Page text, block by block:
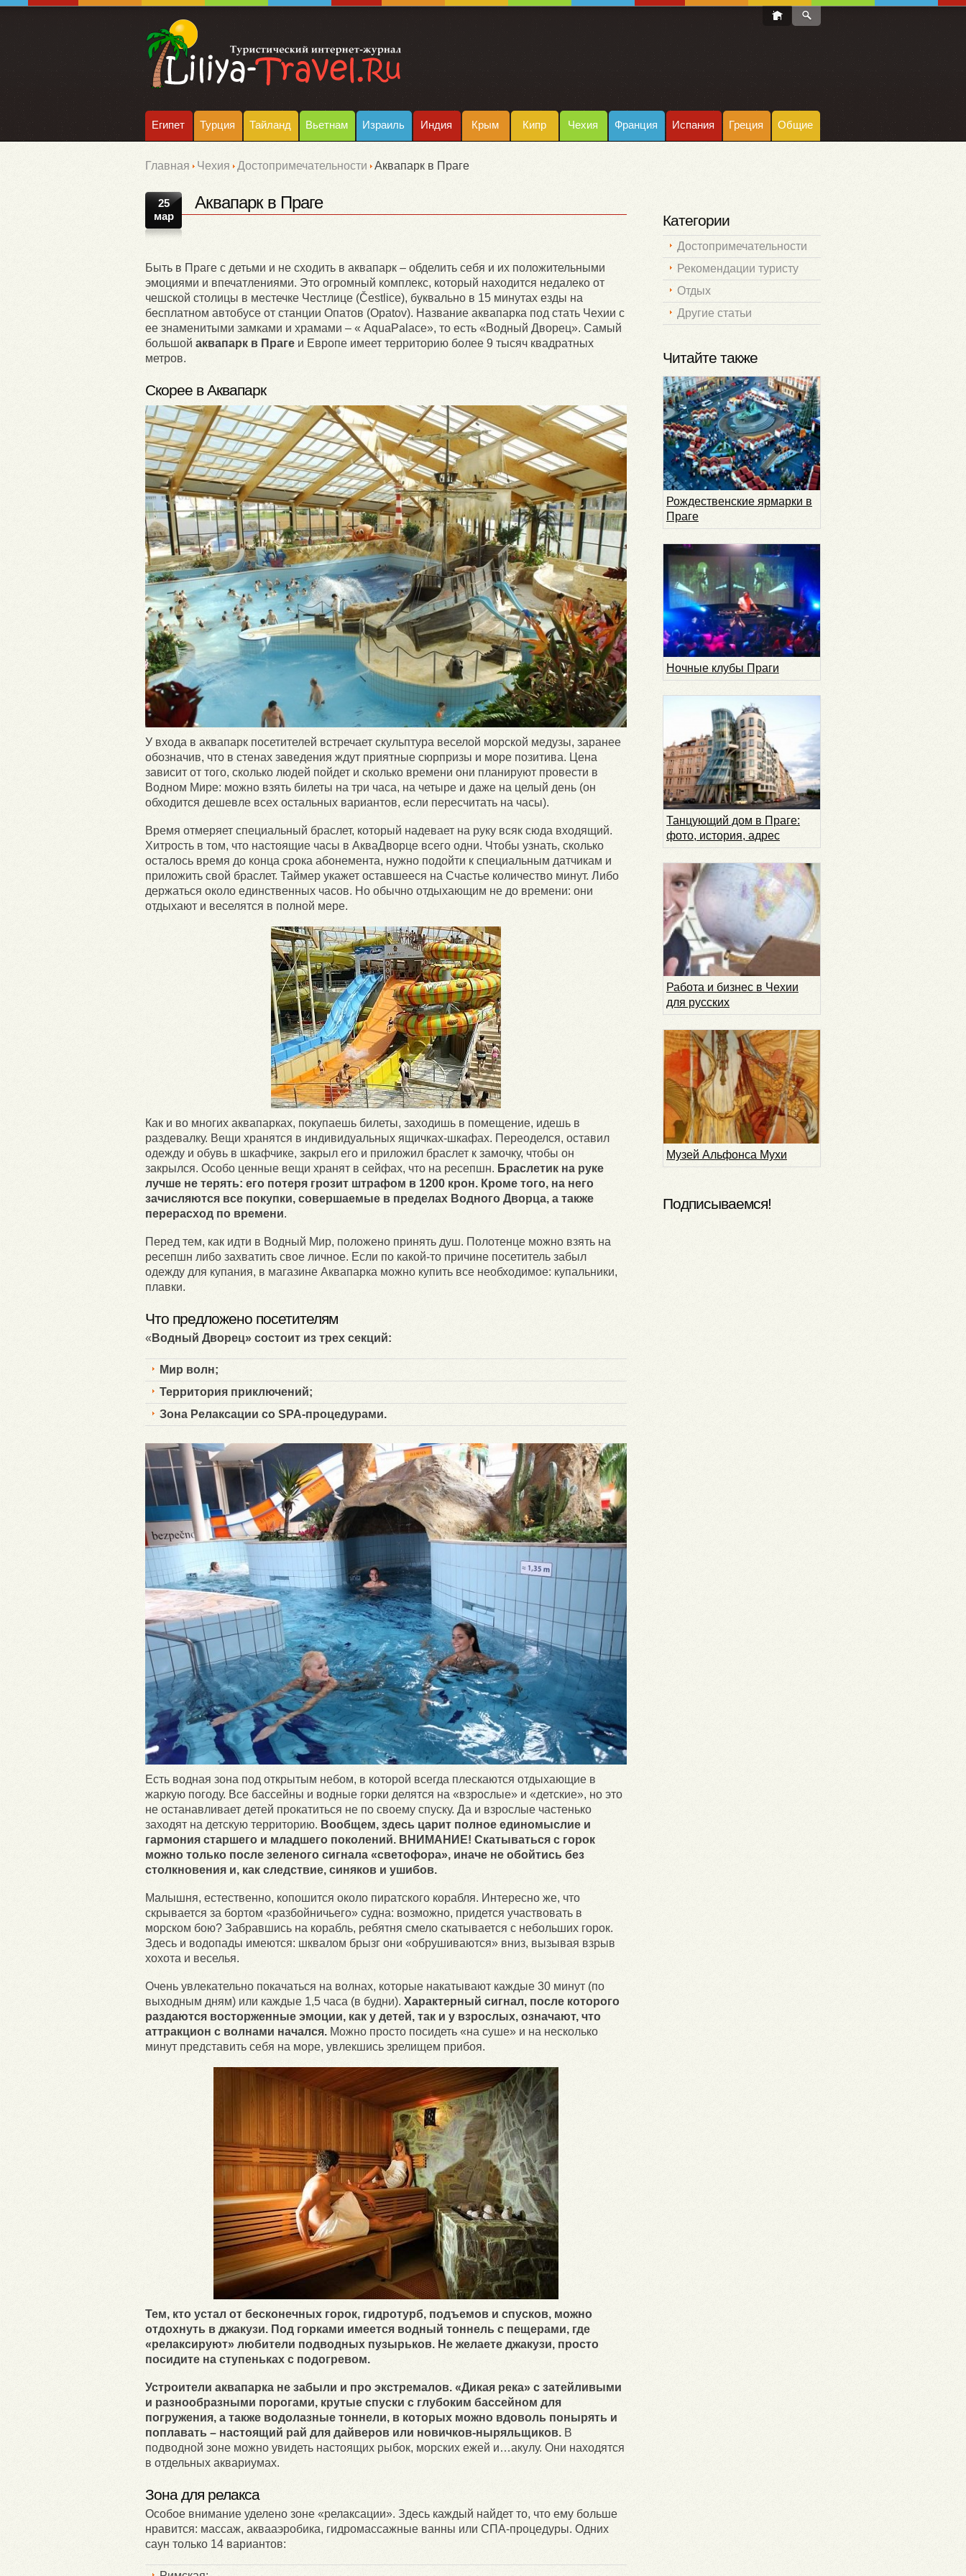
Египет Турция Тайланд Вьетнам Израиль Индия Крым Кипр Чехия Франция Испания Греция Общие
Главная Чехия Достопримечательности Аквапарк в Праге
25
мар
Аквапарк в Праге
Быть в Праге с детьми и не сходить в аквапарк – обделить себя и их положительными
эмоциями и впечатлениями. Это огромный комплекс, который находится недалеко от
чешской столицы в местечке Честлице (Čestlice), буквально в 15 минутах езды на
бесплатном автобусе от станции Опатов (Opatov). Название аквапарка под стать Чехии с
ее знаменитыми замками и храмами – « AquaPalace», то есть «Водный Дворец». Самый
большой аквапарк в Праге и Европе имеет территорию более 9 тысяч квадратных
метров.
Скорее в Аквапарк
У входа в аквапарк посетителей встречает скульптура веселой морской медузы, заранее
обозначив, что в стенах заведения ждут приятные сюрпризы и море позитива. Цена
зависит от того, сколько людей пойдет и сколько времени они планируют провести в
Водном Мире: можно взять билеты на три часа, на четыре и даже на целый день (он
обходится дешевле всех остальных вариантов, если пересчитать на часы).
Время отмеряет специальный браслет, который надевает на руку всяк сюда входящий.
Хитрость в том, что настоящие часы в АкваДворце всего одни. Чтобы узнать, сколько
осталось время до конца срока абонемента, нужно подойти к специальным датчикам и
приложить свой браслет. Таймер укажет оставшееся на Счастье количество минут. Либо
держаться около единственных часов. Но обычно отдыхающим не до времени: они
отдыхают и веселятся в полной мере.
Как и во многих аквапарках, покупаешь билеты, заходишь в помещение, идешь в
раздевалку. Вещи хранятся в индивидуальных ящичках-шкафах. Переоделся, оставил
одежду и обувь в шкафчике, закрыл его и приложил браслет к замочку, чтобы он
закрылся. Особо ценные вещи хранят в сейфах, что на ресепшн. Браслетик на руке
лучше не терять: его потеря грозит штрафом в 1200 крон. Кроме того, на него
зачисляются все покупки, совершаемые в пределах Водного Дворца, а также
перерасход по времени.
Перед тем, как идти в Водный Мир, положено принять душ. Полотенце можно взять на
ресепшн либо захватить свое личное. Если по какой-то причине посетитель забыл
одежду для купания, в магазине Аквапарка можно купить все необходимое: купальники,
плавки.
Что предложено посетителям
« Водный Дворец» состоит из трех секций:
Мир волн;
Территория приключений;
Зона Релаксации со SPA-процедурами.
Есть водная зона под открытым небом, в которой всегда плескаются отдыхающие в
жаркую погоду. Все бассейны и водные горки делятся на «взрослые» и «детские», но это
не останавливает детей прокатиться не по своему спуску. Да и взрослые частенько
заходят на детскую территорию. Вообщем, здесь царит полное единомыслие и
гармония старшего и младшего поколений. ВНИМАНИЕ! Скатываться с горок
можно только после зеленого сигнала «светофора», иначе не обойтись без
столкновения и, как следствие, синяков и ушибов.
Малышня, естественно, копошится около пиратского корабля. Интересно же, что
скрывается за бортом «разбойничьего» судна: возможно, придется участвовать в
морском бою? Забравшись на корабль, ребятня смело скатывается с небольших горок.
Здесь и водопады имеются: шквалом брызг они «обрушиваются» вниз, вызывая взрыв
хохота и веселья.
Очень увлекательно покачаться на волнах, которые накатывают каждые 30 минут (по
выходным дням) или каждые 1,5 часа (в будни). Характерный сигнал, после которого
раздаются восторженные эмоции, как у детей, так и у взрослых, означают, что
аттракцион с волнами начался. Можно просто посидеть «на суше» и на несколько
минут представить себя на море, увлекшись зрелищем прибоя.
Тем, кто устал от бесконечных горок, гидротурб, подъемов и спусков, можно
отдохнуть в джакузи. Под горками имеется водный тоннель с пещерами, где
«релаксируют» любители подводных пузырьков. Не желаете джакузи, просто
посидите на ступеньках с подогревом.
Устроители аквапарка не забыли и про экстремалов. «Дикая река» с затейливыми
и разнообразными порогами, крутые спуски с глубоким бассейном для
погружения, а также водолазные тоннели, в которых можно вдоволь понырять и
поплавать – настоящий рай для дайверов или новичков-ныряльщиков. В
подводной зоне можно увидеть настоящих рыбок, морских ежей и…акулу. Они находятся
в отдельных аквариумах.
Зона для релакса
Особое внимание уделено зоне «релаксации». Здесь каждый найдет то, что ему больше
нравится: массаж, аквааэробика, гидромассажные ванны или СПА-процедуры. Одних
саун только 14 вариантов:
Категории
Достопримечательности
Рекомендации туристу
Отдых
Другие статьи
Читайте также
Рождественские ярмарки в
Праге
Ночные клубы Праги
Танцующий дом в Праге:
фото, история, адрес
Работа и бизнес в Чехии
для русских
Музей Альфонса Мухи
Подписываемся!